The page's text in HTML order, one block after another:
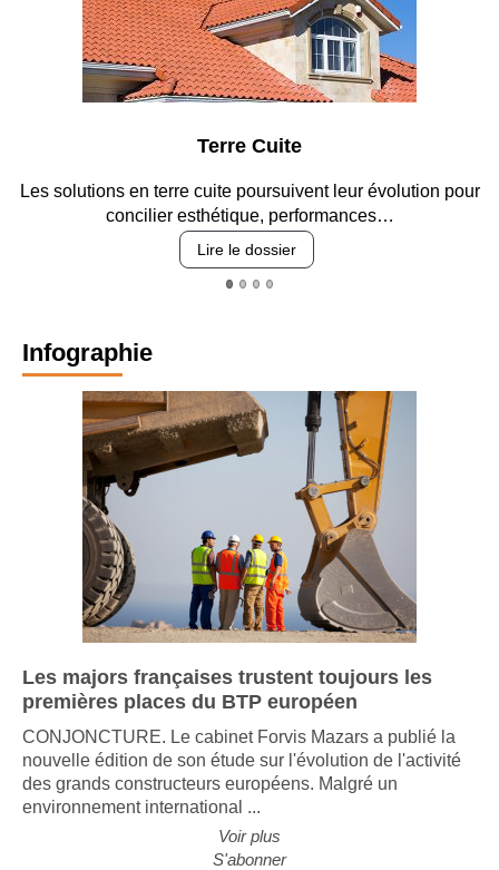
Terre Cuite
Les solutions en terre cuite poursuivent leur évolution pour
concilier esthétique, performances…
Lire le dossier
Infographie
Les majors françaises trustent toujours les
premières places du BTP européen
CONJONCTURE. Le cabinet Forvis Mazars a publié la
nouvelle édition de son étude sur l'évolution de l'activité
des grands constructeurs européens. Malgré un
environnement international ...
Voir plus
S'abonner